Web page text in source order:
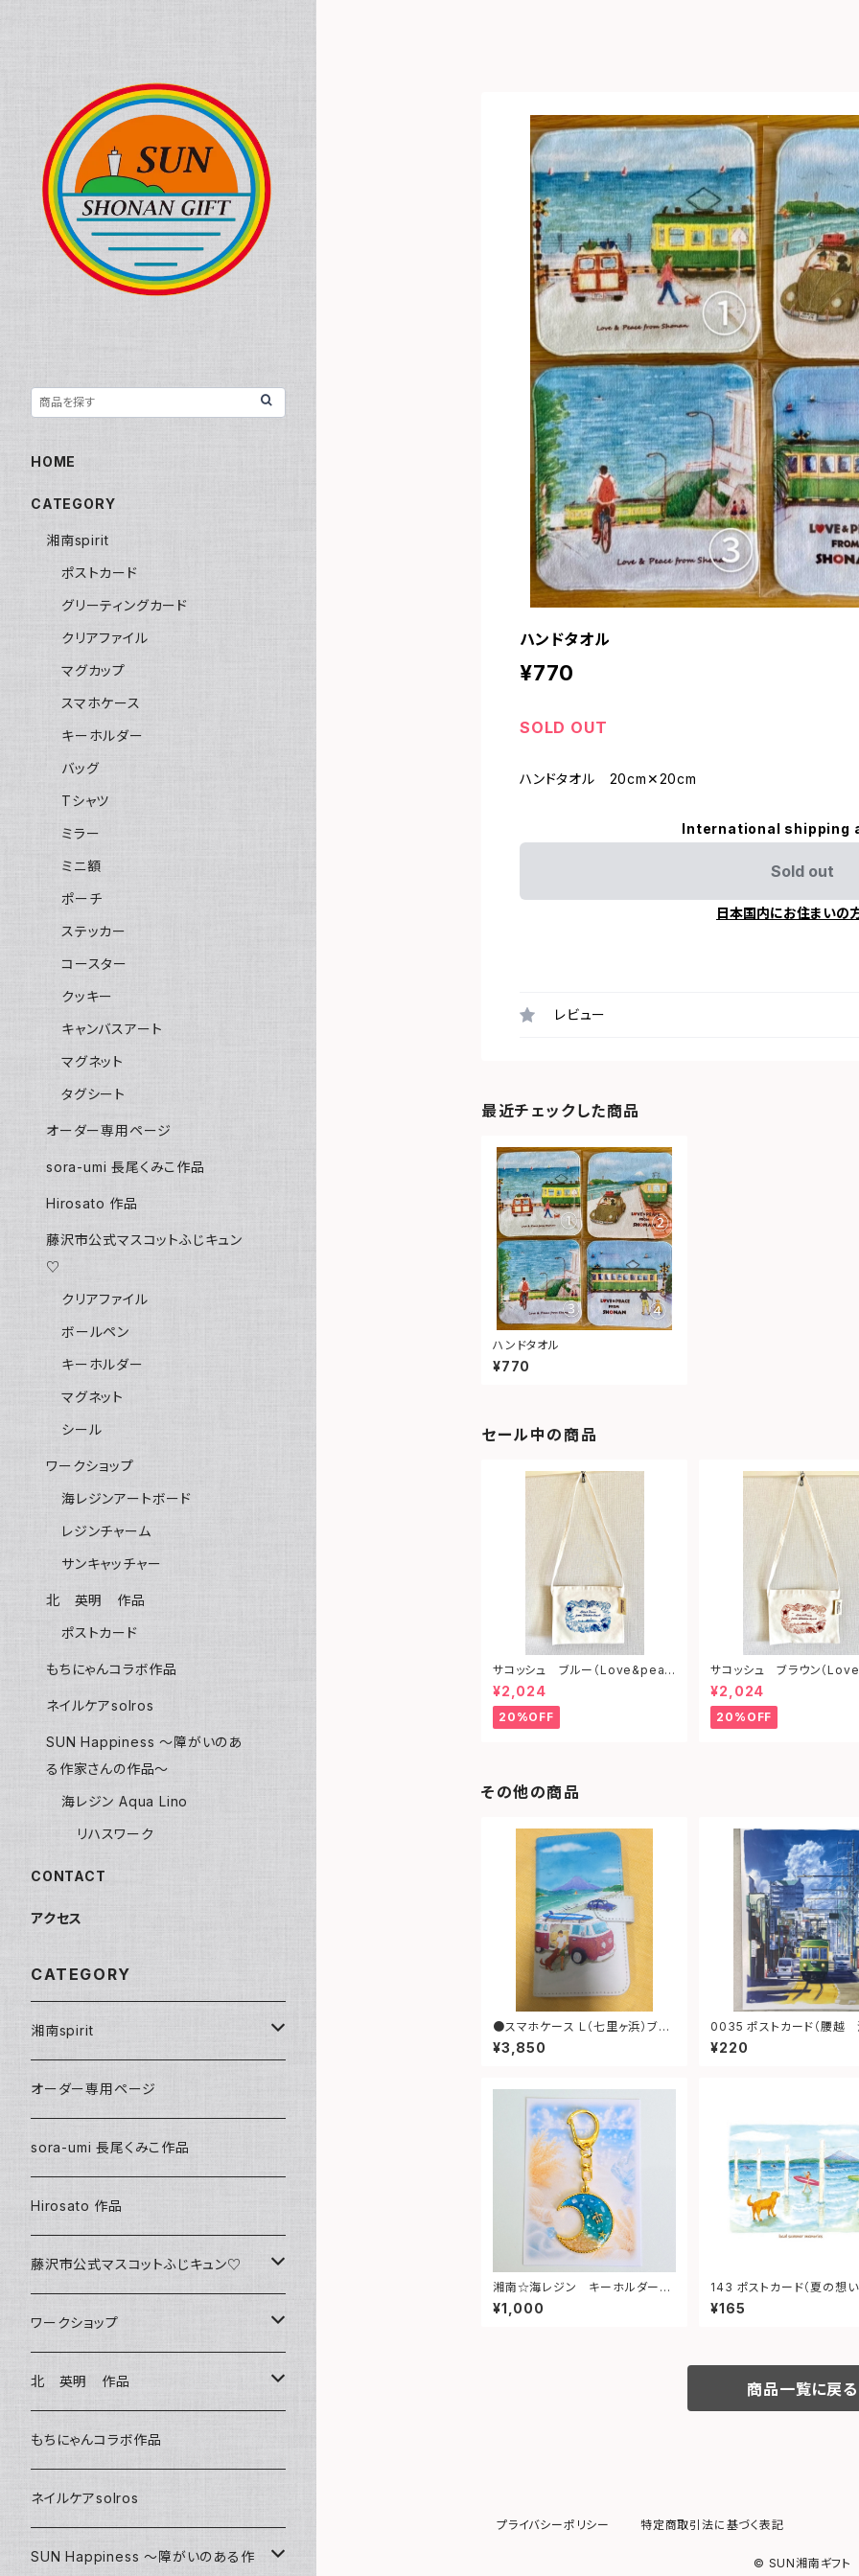
ハンドタオル
¥770
SOLD OUT
ハンドタオル 20cm✕20cm
International shipping
Sold out
日本国内にお住まいの
レビュー
最近チェックした商品
ハンドタオル
¥770
セール中の商品
サコッシュ ブルー（Love&peac
e from shonan)
¥2,024
20%OFF
サコッシュ ブラウン（
ce from shonan)
¥2,024
20%OFF
その他の商品
●スマホケース Ｌ（七里ヶ浜）ブラ
ウン
¥3,850
0035 ポストカード（腰越 江ノ
電）
¥220
湘南☆海レジン キーホルダー
（月型）③
¥1,000
143 ポストカード（夏の想い
¥165
商品一覧に戻る
HOME
CATEGORY
湘南spirit
ポストカード
グリーティングカード
クリアファイル
マグカップ
スマホケース
キーホルダー
バッグ
Tシャツ
ミラー
ミニ額
ポーチ
ステッカー
コースター
クッキー
キャンバスアート
マグネット
タグシート
オーダー専用ページ
sora-umi 長尾くみこ作品
Hirosato 作品
藤沢市公式マスコットふじキュン
♡
クリアファイル
ボールペン
キーホルダー
マグネット
シール
ワークショップ
海レジンアートボード
レジンチャーム
サンキャッチャー
北 英明 作品
ポストカード
もちにゃんコラボ作品
ネイルケアsolros
SUN Happiness ～障がいのあ
る作家さんの作品～
海レジン Aqua Lino
リハスワーク
CONTACT
アクセス
CATEGORY
湘南spirit
ポストカード
グリーティングカード
クリアファイル
マグカップ
スマホケース
キーホルダー
バッグ
Tシャツ
ミラー
オーダー専用ページ
sora-umi 長尾くみこ作品
Hirosato 作品
藤沢市公式マスコットふじキュン♡
クリアファイル
ボールペン
キーホルダー
マグネット
シール
ワークショップ
海レジンアートボード
レジンチャーム
サンキャッチャー
北 英明 作品
ポストカード
もちにゃんコラボ作品
ネイルケアsolros
SUN Happiness ～障がいのある作
プライバシーポリシー 特定商取引法に基づく表記
© SUN湘南ギフト